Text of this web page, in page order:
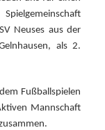
Neuses aus der
als 2.
Fußballspielen
Mannschaft